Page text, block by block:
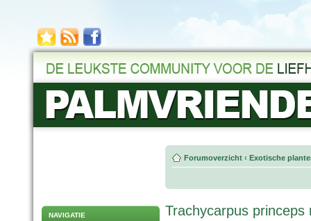
NAVIGATIE
Forumoverzicht ‹ Exotische
Trachycarpus